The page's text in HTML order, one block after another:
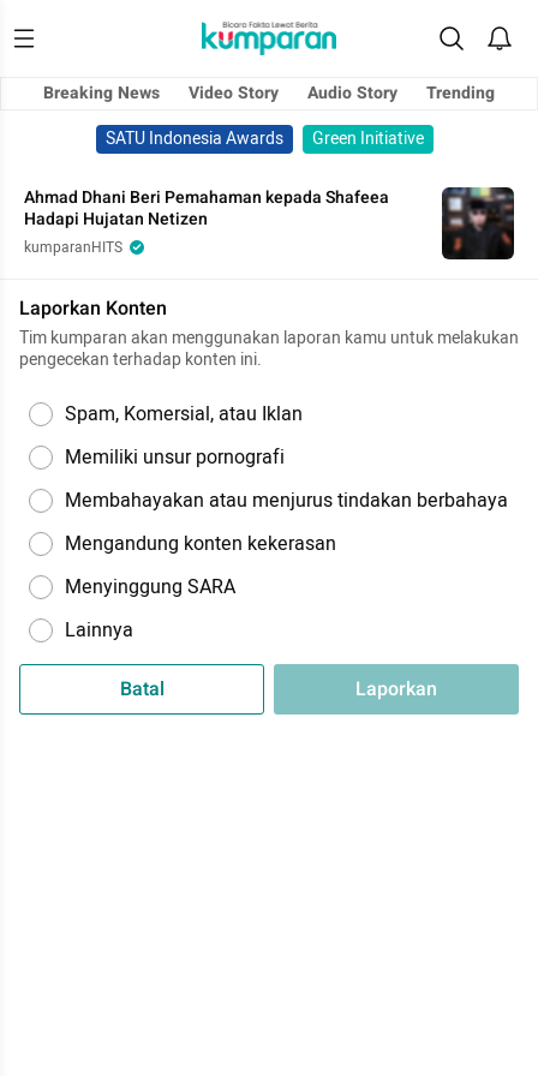
Breaking News Video Story Audio Story
Trending
SATU Indonesia Awards
Green Initiative
Ahmad Dhani Beri Pemahaman kepada Shafeea
Hadapi Hujatan Netizen
kumparanHITS
Laporkan Konten
Tim kumparan akan menggunakan laporan kamu untuk melakukan
pengecekan terhadap konten ini.
Spam, Komersial, atau Iklan
Memiliki unsur pornografi
Membahayakan atau menjurus tindakan berbahaya
Mengandung konten kekerasan
Menyinggung SARA
Lainnya
Batal Laporkan